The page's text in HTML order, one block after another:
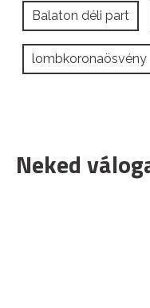
Balaton déli part
lombkoronaösvény
Neked